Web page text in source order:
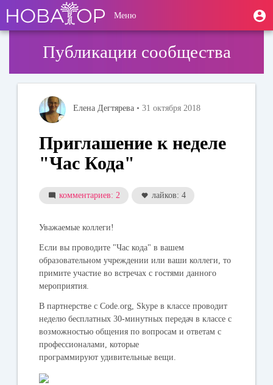
основному
содержанию
User
account
Меню
Публикации сообщества
Елена Дегтярева • 31 октября 2018
Приглашение к неделе
"Час Кода"
комментариев: 2 лайков: 4
Уважаемые коллеги!
Если вы проводите "Час кода" в вашем
образовательном учреждении или ваши коллеги, то
примите участие во встречах с гостями данного
мероприятия.
В партнерстве с Code.org, Skype в классе проводит
неделю бесплатных 30-минутных передач в классе с
возможностью общения по вопросам и ответам с
профессионалами, которые
программируют удивительные вещи.